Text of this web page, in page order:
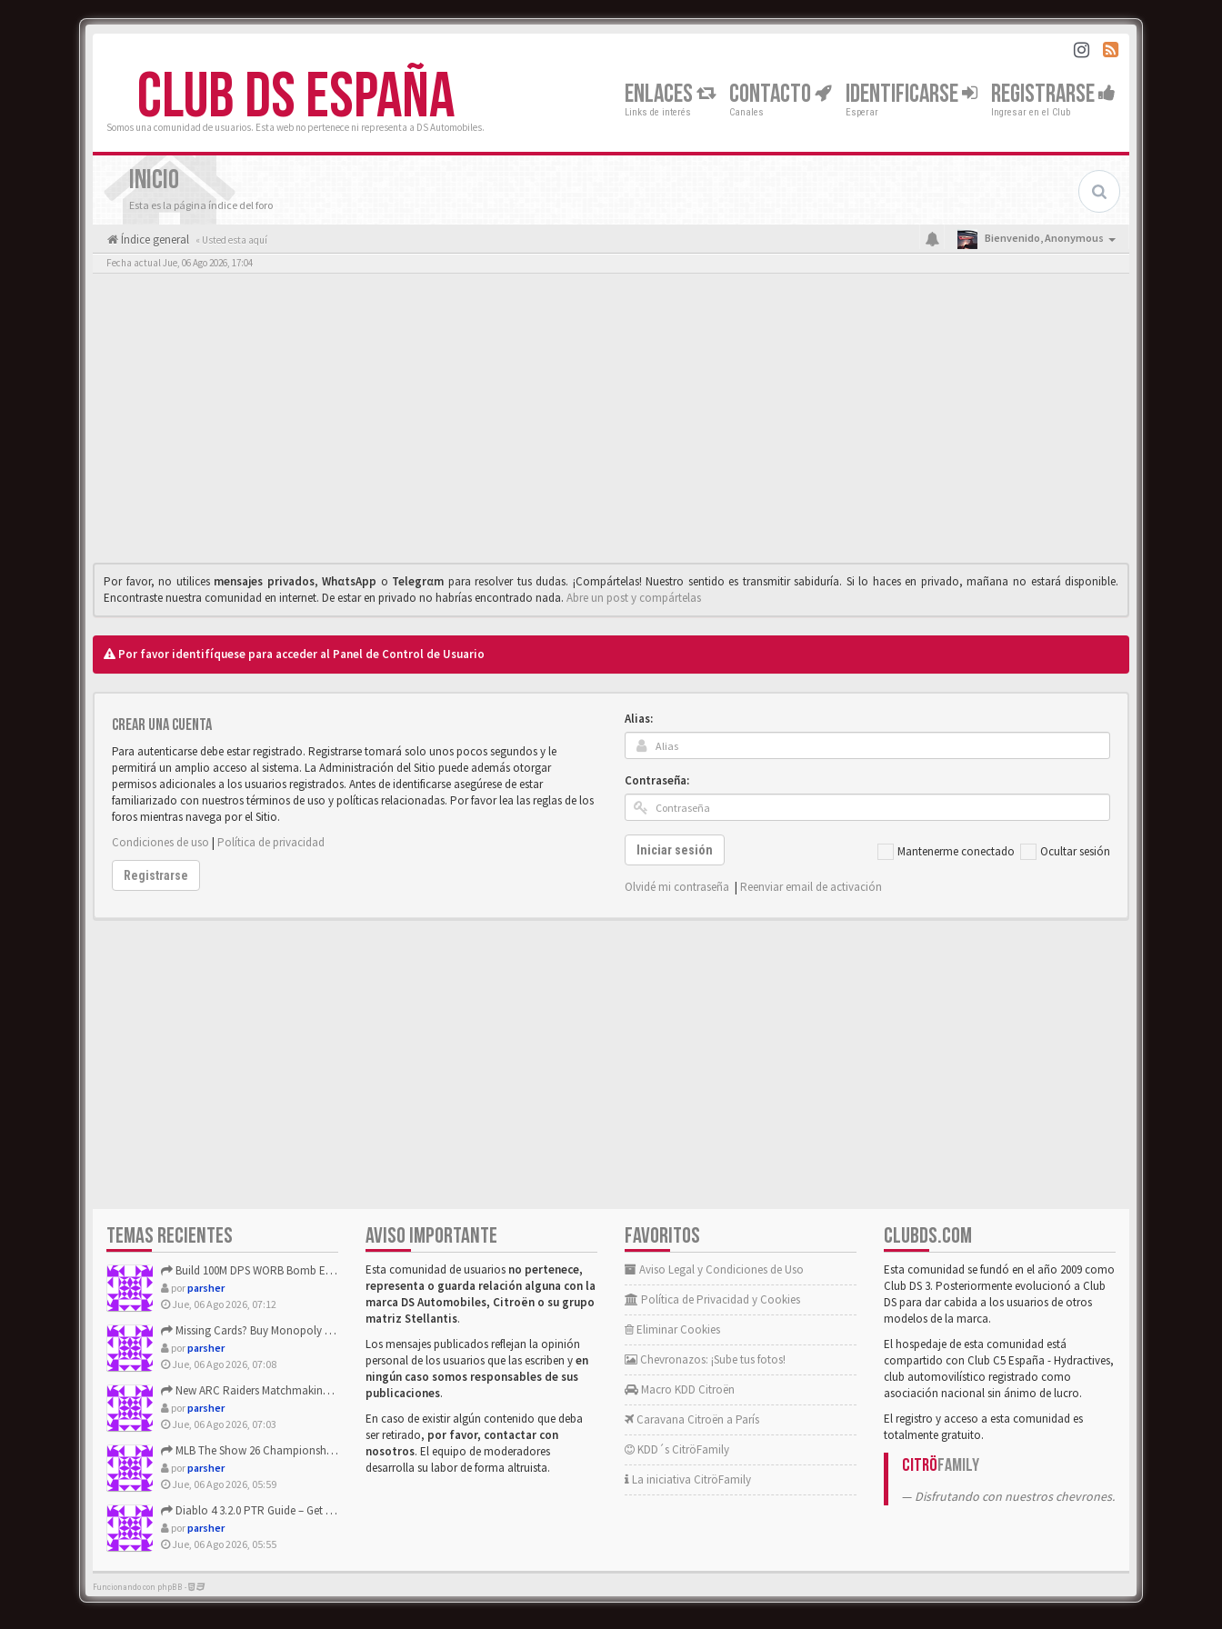
CLUB DS ESPAÑA
Somos una comunidad de usuarios. Esta web no pertenece ni representa a DS Automobiles.
ENLACES
Links de interés
CONTACTO
Canales
IDENTIFICARSE
Esperar
REGISTRARSE
Ingresar en el Club
INICIO
Esta es la página índice del foro
Índice general « Usted esta aquí Bienvenido,Anonymous
Fecha actual Jue, 06 Ago 2026, 17:04
Por favor, no utilices mensajes privados,WhαtsApp o Telegrαm para resolver tus dudas. ¡Compártelas! Nuestro sentido es transmitir sabiduría. Si lo haces en privado, mañana no estará disponible.
Encontraste nuestra comunidad en internet. De estar en privado no habrías encontrado nada. Abre un post y compártelas
Por favor identifíquese para acceder al Panel de Control de Usuario
Crear una cuenta
Para autenticarse debe estar registrado. Registrarse tomará solo unos pocos segundos y le
permitirá un amplio acceso al sistema. La Administración del Sitio puede además otorgar
permisos adicionales a los usuarios registrados. Antes de identificarse asegúrese de estar
familiarizado con nuestros términos de uso y políticas relacionadas. Por favor lea las reglas de los
foros mientras navega por el Sitio.
Condiciones de uso | Política de privacidad
Registrarse
Alias:
Contraseña:
Mantenerme conectado Ocultar sesión
Iniciar sesión
Olvidé mi contraseña | Reenviar email de activación
TEMAS RECIENTES
Build 100M DPS WORB Bomb Elementalist Fast - Grab POE Curren...
porparsher
Jue, 06 Ago 2026, 07:12
Missing Cards? Buy Monopoly Go Happy Harvest with Looney Tun...
porparsher
Jue, 06 Ago 2026, 07:08
New ARC Raiders Matchmaking Update: Stop Failed - Grab Bluep...
porparsher
Jue, 06 Ago 2026, 07:03
MLB The Show 26 Championship Series Update! Get Cheap & ...
porparsher
Jue, 06 Ago 2026, 05:59
Diablo 4 3.2.0 PTR Guide – Get 8% Off Items Quickly to Test ...
porparsher
Jue, 06 Ago 2026, 05:55
AVISO IMPORTANTE
Esta comunidad de usuarios no pertenece,
representa o guarda relación alguna con la
marca DS Automobiles, Citroën o su grupo
matriz Stellantis.
Los mensajes publicados reflejan la opinión
personal de los usuarios que las escriben yen
ningún caso somos responsables de sus
publicaciones.
En caso de existir algún contenido que deba
ser retirado, por favor, contactar con
nosotros. El equipo de moderadores
desarrolla su labor de forma altruista.
FAVORITOS
Aviso Legal y Condiciones de Uso
Política de Privacidad y Cookies
Eliminar Cookies
Chevronazos: ¡Sube tus fotos!
Macro KDD Citroën
Caravana Citroën a París
KDD´s CitröFamily
La iniciativa CitröFamily
CLUBDS.COM
Esta comunidad se fundó en el año 2009 como
Club DS 3. Posteriormente evolucionó a Club
DS para dar cabida a los usuarios de otros
modelos de la marca.
El hospedaje de esta comunidad está
compartido con Club C5 España - Hydractives,
club automovilístico registrado como
asociación nacional sin ánimo de lucro.
El registro y acceso a esta comunidad es
totalmente gratuito.
CitröFamily
Disfrutando con nuestros chevrones.
Funcionando con phpBB -